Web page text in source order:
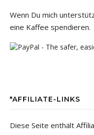
Wenn Du mich
eine Kaffee spendieren.
*AFFILIATE-LINKS
Diese Seite enthält